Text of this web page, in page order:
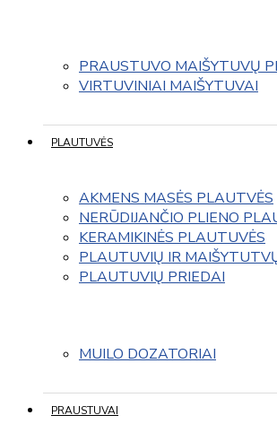
PRAUSTUVO MAIŠYTUVŲ
VIRTUVINIAI MAIŠYTUVAI
PLAUTUVĖS
AKMENS MASĖS PLAUTVĖS
NERŪDIJANČIO PLIENO
KERAMIKINĖS PLAUTUVĖS
PLAUTUVIŲ IR
PLAUTUVIŲ PRIEDAI
MUILO DOZATORIAI
PRAUSTUVAI